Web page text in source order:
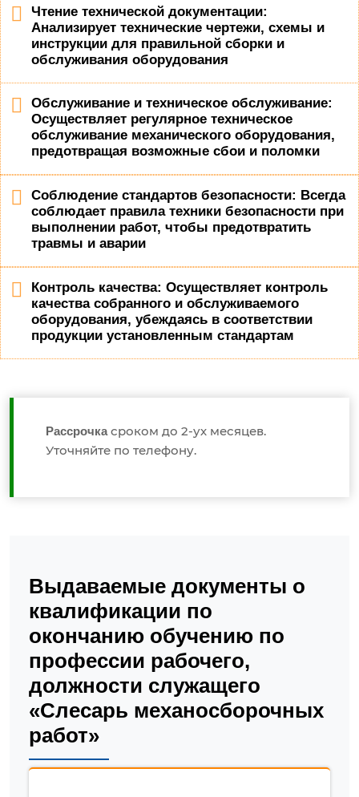
Чтение технической документации:
Анализирует технические чертежи, схемы и
инструкции для правильной сборки и
обслуживания оборудования
Обслуживание и техническое обслуживание:
Осуществляет регулярное техническое
обслуживание механического оборудования,
предотвращая возможные сбои и поломки
Соблюдение стандартов безопасности: Всегда
соблюдает правила техники безопасности при
выполнении работ, чтобы предотвратить
травмы и аварии
Контроль качества: Осуществляет контроль
качества собранного и обслуживаемого
оборудования, убеждаясь в соответствии
продукции установленным стандартам
Рассрочка сроком до 2-ух месяцев.
Уточняйте по телефону.
Выдаваемые документы о
квалификации по
окончанию обучению по
профессии рабочего,
должности служащего
«Слесарь механосборочных
работ»